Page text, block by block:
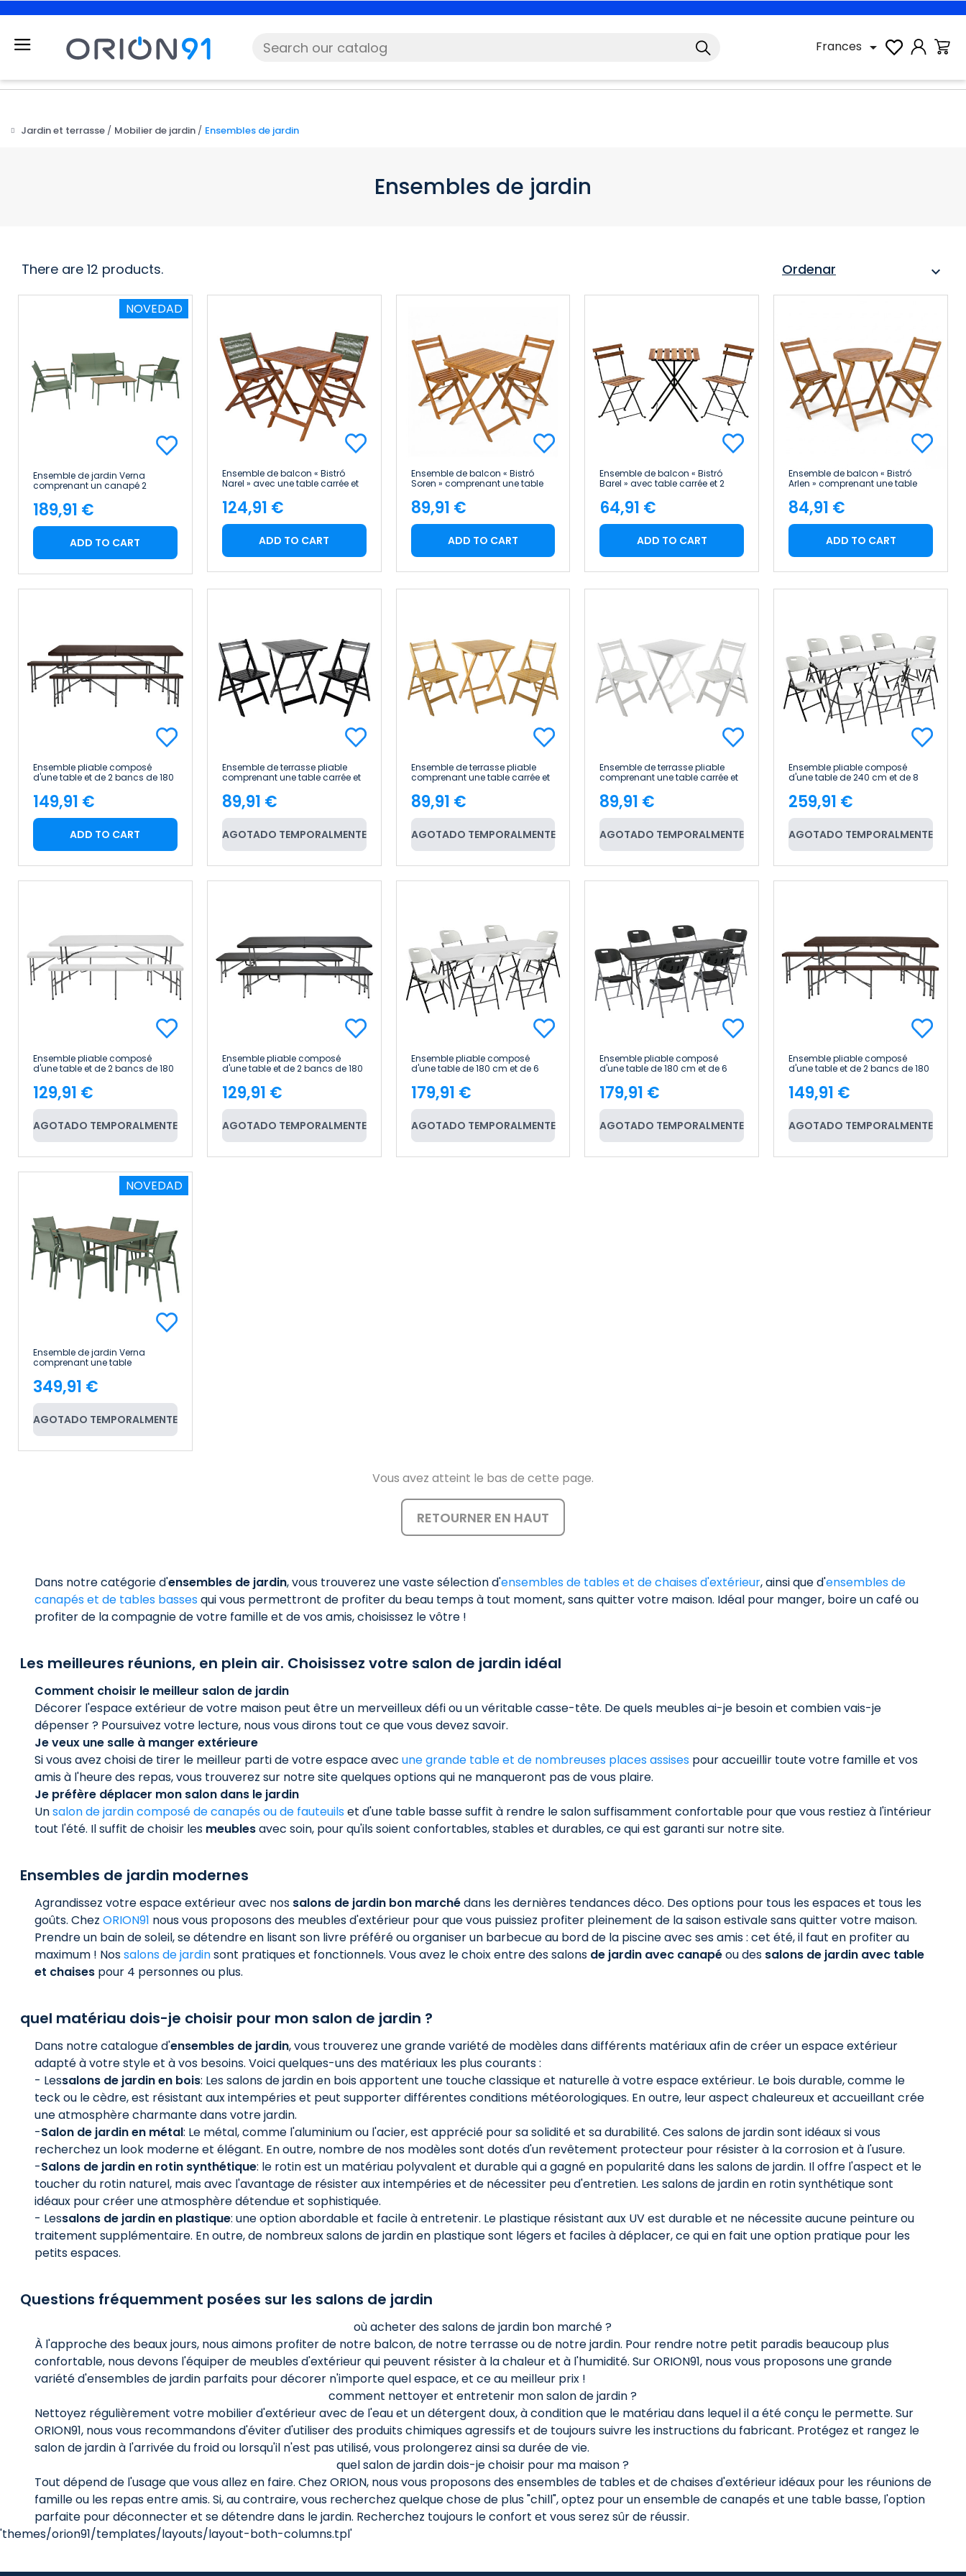
Frances 
Jardin et terrasse Mobilier de jardin Ensembles de jardin
Ensembles de jardin
There are 12 products. Ordenar expand_more
NOVEDAD
Ensemble de jardin Verna
comprenant un canapé 2
table basse en acier et Textilene
7house
Price
189,91 €
ADD TO CART
Ensemble de balcon « Bistró
Narel » avec une table carrée et
d'acacia 7house
Price
124,91 €
ADD TO CART
Ensemble de balcon « Bistró
Soren » comprenant une table
en bois d'acacia 7house
Price
89,91 €
ADD TO CART
Ensemble de balcon « Bistró
Barel » avec table carrée et 2
d'acacia 7house
Price
64,91 €
ADD TO CART
Ensemble de balcon « Bistró
Arlen » comprenant une table
en bois d'acacia 7house
Price
84,91 €
ADD TO CART
Ensemble pliable composé
d'une table et de 2 bancs de 180
restauration 7house
Price
149,91 €
ADD TO CART
Ensemble de terrasse pliable
comprenant une table carrée et
bambou 7house
Price
89,91 €
AGOTADO TEMPORALMENTE
Ensemble de terrasse pliable
comprenant une table carrée et
bambou 7house
Price
89,91 €
AGOTADO TEMPORALMENTE
Ensemble de terrasse pliable
comprenant une table carrée et
bambou 7house
Price
89,91 €
AGOTADO TEMPORALMENTE
Ensemble pliable composé
d'une table de 240 cm et de 8
pour la restauration 7house
Price
259,91 €
AGOTADO TEMPORALMENTE
Ensemble pliable composé
d'une table et de 2 bancs de 180
Home
Price
129,91 €
AGOTADO TEMPORALMENTE
Ensemble pliable composé
d'une table et de 2 bancs de 180
Home
Price
129,91 €
AGOTADO TEMPORALMENTE
Ensemble pliable composé
d'une table de 180 cm et de 6
Catering » Thinia Home
Price
179,91 €
AGOTADO TEMPORALMENTE
Ensemble pliable composé
d'une table de 180 cm et de 6
Catering » Thinia Home
Price
179,91 €
AGOTADO TEMPORALMENTE
Ensemble pliable composé
d'une table et de 2 bancs de 180
7house
Price
149,91 €
AGOTADO TEMPORALMENTE
NOVEDAD
Ensemble de jardin Verna
comprenant une table
6 chaises en acier et Textilene
7house
Price
349,91 €
AGOTADO TEMPORALMENTE
Vous avez atteint le bas de cette page.
RETOURNER EN HAUT
Dans notre catégorie d'ensembles de jardin, vous trouverez une vaste sélection d'ensembles de tables et de chaises d'extérieur, ainsi que d'ensembles de
canapés et de tables bassesqui vous permettront de profiter du beau temps à tout moment, sans quitter votre maison. Idéal pour manger, boire un café ou
profiter de la compagnie de votre famille et de vos amis, choisissez le vôtre !
Les meilleures réunions, en plein air. Choisissez votre salon de jardin idéal
Comment choisir le meilleur salon de jardin
Décorer l'espace extérieur de votre maison peut être un merveilleux défi ou un véritable casse-tête. De quels meubles ai-je besoin et combien vais-je
dépenser ? Poursuivez votre lecture, nous vous dirons tout ce que vous devez savoir.
Je veux une salle à manger extérieure
Si vous avez choisi de tirer le meilleur parti de votre espace avec une grande table et de nombreuses places assisespour accueillir toute votre famille et vos
amis à l'heure des repas, vous trouverez sur notre site quelques options qui ne manqueront pas de vous plaire.
Je préfère déplacer mon salon dans le jardin
Unsalon de jardin composé de canapés ou de fauteuilset d'une table basse suffit à rendre le salon suffisamment confortable pour que vous restiez à l'intérieur
tout l'été. Il suffit de choisir les meublesavec soin, pour qu'ils soient confortables, stables et durables, ce qui est garanti sur notre site.
Ensembles de jardin modernes
Agrandissez votre espace extérieur avec nos salons de jardin bon marchédans les dernières tendances déco. Des options pour tous les espaces et tous les
goûts. Chez ORION91 nous vous proposons des meubles d'extérieur pour que vous puissiez profiter pleinement de la saison estivale sans quitter votre maison.
Prendre un bain de soleil, se détendre en lisant son livre préféré ou organiser un barbecue au bord de la piscine avec ses amis : cet été, il faut en profiter au
maximum ! Nossalons de jardinsont pratiques et fonctionnels. Vous avez le choix entre des salons de jardin avec canapéou des salons de jardin avec table
et chaisespour 4 personnes ou plus.
quel matériau dois-je choisir pour mon salon de jardin ?
Dans notre catalogue d'ensembles de jardin, vous trouverez une grande variété de modèles dans différents matériaux afin de créer un espace extérieur
adapté à votre style et à vos besoins. Voici quelques-uns des matériaux les plus courants :
- Lessalons de jardin en bois: Les salons de jardin en bois apportent une touche classique et naturelle à votre espace extérieur. Le bois durable, comme le
teck ou le cèdre, est résistant aux intempéries et peut supporter différentes conditions météorologiques. En outre, leur aspect chaleureux et accueillant crée
une atmosphère charmante dans votre jardin.
-Salon de jardin en métal: Le métal, comme l'aluminium ou l'acier, est apprécié pour sa solidité et sa durabilité. Ces salons de jardin sont idéaux si vous
recherchez un look moderne et élégant. En outre, nombre de nos modèles sont dotés d'un revêtement protecteur pour résister à la corrosion et à l'usure.
-Salons de jardin en rotin synthétique: le rotin est un matériau polyvalent et durable qui a gagné en popularité dans les salons de jardin. Il offre l'aspect et le
toucher du rotin naturel, mais avec l'avantage de résister aux intempéries et de nécessiter peu d'entretien. Les salons de jardin en rotin synthétique sont
idéaux pour créer une atmosphère détendue et sophistiquée.
- Lessalons de jardin en plastique: une option abordable et facile à entretenir. Le plastique résistant aux UV est durable et ne nécessite aucune peinture ou
traitement supplémentaire. En outre, de nombreux salons de jardin en plastique sont légers et faciles à déplacer, ce qui en fait une option pratique pour les
petits espaces.
Questions fréquemment posées sur les salons de jardin
où acheter des salons de jardin bon marché ?
À l'approche des beaux jours, nous aimons profiter de notre balcon, de notre terrasse ou de notre jardin. Pour rendre notre petit paradis beaucoup plus
confortable, nous devons l'équiper de meubles d'extérieur qui peuvent résister à la chaleur et à l'humidité. Sur ORION91, nous vous proposons une grande
variété d'ensembles de jardin parfaits pour décorer n'importe quel espace, et ce au meilleur prix !
comment nettoyer et entretenir mon salon de jardin ?
Nettoyez régulièrement votre mobilier d'extérieur avec de l'eau et un détergent doux, à condition que le matériau dans lequel il a été conçu le permette. Sur
ORION91, nous vous recommandons d'éviter d'utiliser des produits chimiques agressifs et de toujours suivre les instructions du fabricant. Protégez et rangez le
salon de jardin à l'arrivée du froid ou lorsqu'il n'est pas utilisé, vous prolongerez ainsi sa durée de vie.
quel salon de jardin dois-je choisir pour ma maison ?
Tout dépend de l'usage que vous allez en faire. Chez ORION, nous vous proposons des ensembles de tables et de chaises d'extérieur idéaux pour les réunions de
famille ou les repas entre amis. Si, au contraire, vous recherchez quelque chose de plus "chill", optez pour un ensemble de canapés et une table basse, l'option
parfaite pour déconnecter et se détendre dans le jardin. Recherchez toujours le confort et vous serez sûr de réussir.
'themes/orion91/templates/layouts/layout-both-columns.tpl'